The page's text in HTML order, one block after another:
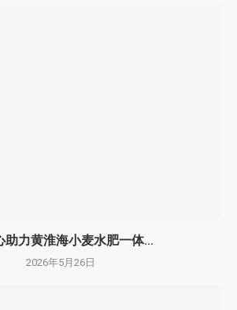
助力黄淮海小麦水肥一体...
2026年5月26日